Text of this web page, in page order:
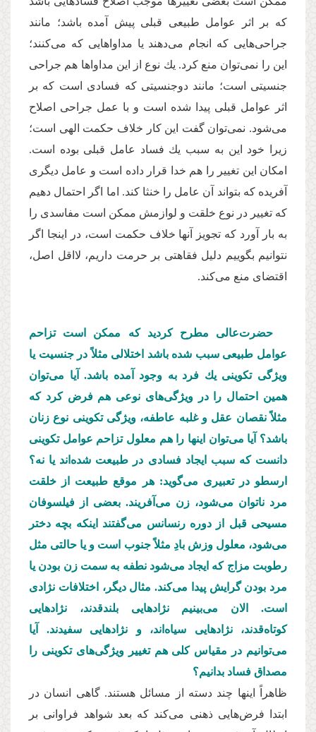
كه بر اثر عوامل طبیعی قبلی پیش آمده باشد؛ مانند
جراحی‌هایی كه انجام می‌دهند یا مداواهایی كه می‌كنند؛
این را نمی‌توان منع كرد. یك نوع از این مداواها هم جراحی
جنسیتی است؛ مانند دوجنسیتی كه فسادی است كه بر
اثر عوامل قبلی پیدا شده است و با عمل جراحی اصلاح
می‌شود. نمی‌توان گفت این كار خلاف حكمت الهی است؛
زیرا خود این به سبب یك فساد عامل قبلی بوده است.
امکان این تغییر را هم خدا قرار داده است و عامل دیگری
آفریده كه بتواند آن عامل را خنثا كند. اما اگر احتمال دهیم
كه تغییر در نوع خلقت و لوازمش ممكن است مفاسدی را
به بار آورد كه تجویز آنها خلاف حكمت است، در اینجا اگر
نتوانیم بگوییم دلیل فقاهتی بر حرمت داریم، لااقل اصل،
اقتضای منع می‌كند.
حضرت‌عالی مطرح كردید كه ممکن است تزاحم
عوامل طبیعی سبب شده باشد اختلالی مثلاً در جنسیت یا
ویژگی تكوینی یك فرد به وجود آمده باشد. آیا می‌توان
همین احتمال را در ویژگی‌های نوعی هم فرض كرد كه
مثلاً نقصان عقل و غلبه عاطفه، ویژگی تكوینی نوع زنان
باشد؟ آیا می‌توان اینها را هم معلول تزاحم عوامل تكوینی
دانست كه سبب ایجاد فسادی در طبیعت شده‌اند یا نه؟
ارسطو در تعبیری می‌گوید: هر موقع طبیعت از خلقت
مرد ناتوان می‌شود، زن می‌آفریند. بعضی از فیلسوفان
مسیحی قبل از دوره رنسانس می‌گفتند اینكه بچه دختر
می‌شود، معلول وزش بادِ مثلاً جنوب است و یا حالتی مثل
رطوبت مزاج كه ایجاد می‌شود نطفه به سمت زن بودن یا
مرد بودن گرایش پیدا می‌كند. مثال دیگر، اختلافات نژادی
است. الان می‌بینیم نژادهایی بلندقدند، نژادهایی
كوتاه‌قدند، نژادهایی سیاه‌اند، و نژادهایی سفیدند. آیا
می‌توانیم در مقیاس كلی هم تغییر ویژگی‌های تكوینی را
مصداق فساد بدانیم؟
ظاهراً اینها چند دسته از مسائل هستند. گاهی انسان در
ابتدا فرض‌هایی ذهنی می‌كند كه بعد شواهد فراوانی بر